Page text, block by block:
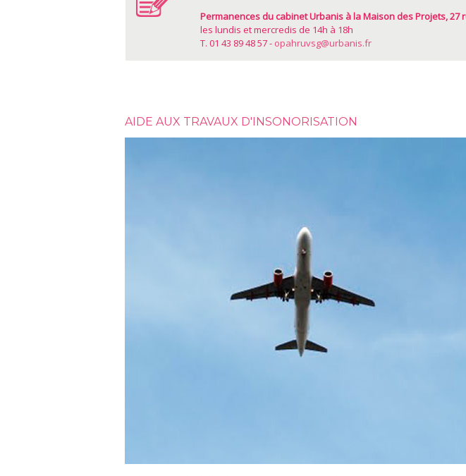
Permanences du cabinet Urbanis à la Maison des Projets, 27
les lundis et mercredis de 14h à 18h
T. 01 43 89 48 57 - opahruvsg@urbanis.fr
AIDE AUX TRAVAUX D'INSONORISATION